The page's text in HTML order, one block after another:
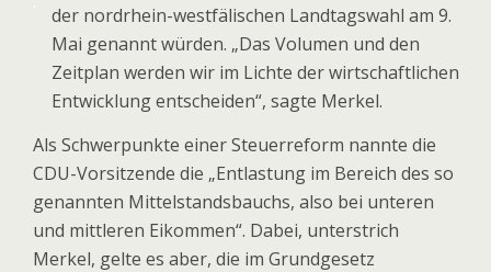
der nordrhein-westfälischen Landtagswahl am 9.
Mai genannt würden. „Das Volumen und den
Zeitplan werden wir im Lichte der wirtschaftlichen
Entwicklung entscheiden“, sagte Merkel.
Als Schwerpunkte einer Steuerreform nannte die
CDU-Vorsitzende die „Entlastung im Bereich des so
genannten Mittelstandsbauchs, also bei unteren
und mittleren Eikommen“. Dabei, unterstrich
Merkel, gelte es aber, die im Grundgesetz